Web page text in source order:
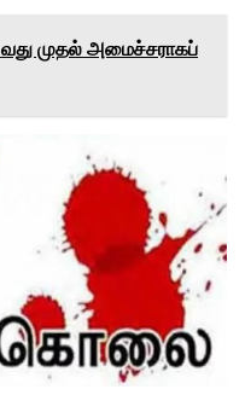
முதல் அமைச்சராகப்